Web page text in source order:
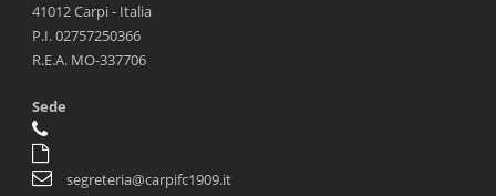
41012 Carpi - Italia
P.I. 02757250366
R.E.A. MO-337706
Sede
segreteria@carpifc1909.it